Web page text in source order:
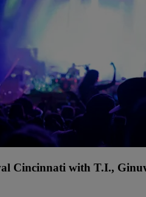
Cincinnati with T.I.,